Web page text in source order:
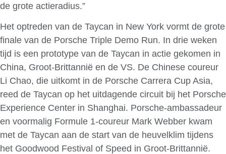
de grote actieradius.”
Het optreden van de Taycan in New York vormt de grote
finale van de Porsche Triple Demo Run. In drie weken
tijd is een prototype van de Taycan in actie gekomen in
China, Groot-Brittannië en de VS. De Chinese coureur
Li Chao, die uitkomt in de Porsche Carrera Cup Asia,
reed de Taycan op het uitdagende circuit bij het Porsche
Experience Center in Shanghai. Porsche-ambassadeur
en voormalig Formule 1-coureur Mark Webber kwam
met de Taycan aan de start van de heuvelklim tijdens
het Goodwood Festival of Speed in Groot-Brittannië.